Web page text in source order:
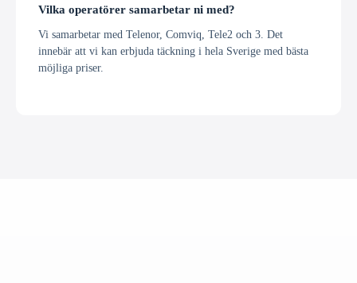
Vilka operatörer samarbetar ni med?
Vi samarbetar med Telenor, Comviq, Tele2 och 3. Det
innebär att vi kan erbjuda täckning i hela Sverige med bästa
möjliga priser.